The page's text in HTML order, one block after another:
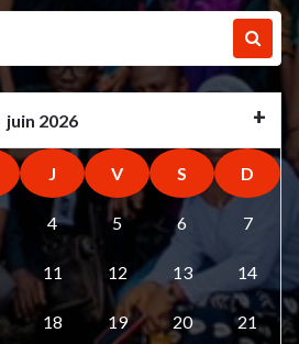
juin 2026
J V S D
4 5 6 7
11 12 13 14
18 19 20 21